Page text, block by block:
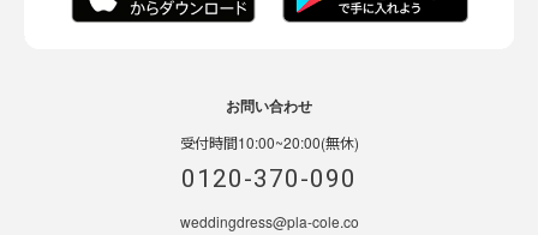
お問い合わせ
受付時間10:00~20:00(無休)
0120-370-090
weddingdress@pla-cole.co